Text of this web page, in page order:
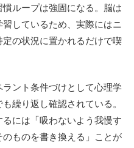
ループは強固になる。脳は
習しているため、実際にはニ
の状況に置かれるだけで喫
ント条件づけとして心理学
繰り返し確認されている。
には「吸わないよう我慢す
ものを書き換える」ことが